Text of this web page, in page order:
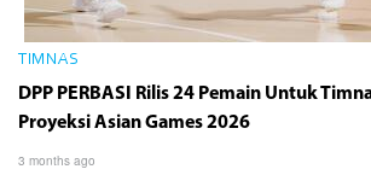
TIMNAS
DPP PERBASI Rilis 24 Pemain Untuk
Proyeksi Asian Games 2026
3 months ago